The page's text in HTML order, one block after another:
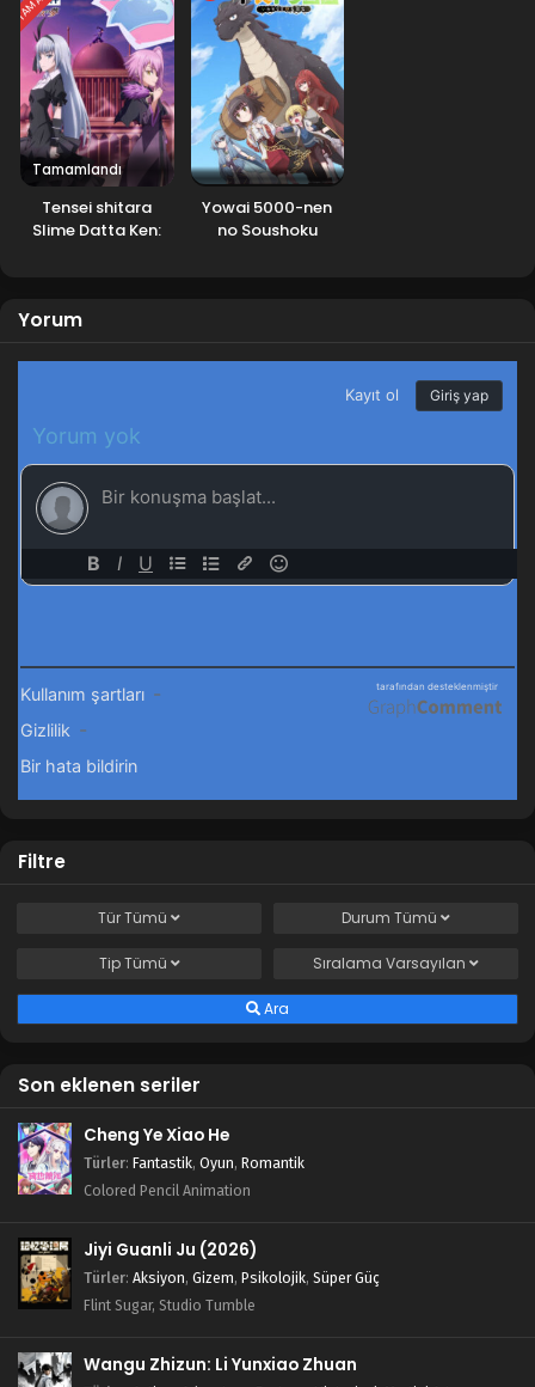
Tamamlandı
Tensei shitara
Slime Datta Ken:
Yowai 5000-nen
no Soushoku
Yorum
Filtre
TürTümü Durum Tümü
TipTümü Sıralama Varsayılan
Ara
Son eklenen seriler
Cheng Ye Xiao He
Türler: Fantastik, Oyun, Romantik
Colored Pencil Animation
Jiyi Guanli Ju (2026)
Türler: Aksiyon, Gizem, Psikolojik, Süper Güç
Flint Sugar, Studio Tumble
Wangu Zhizun: Li Yunxiao Zhuan